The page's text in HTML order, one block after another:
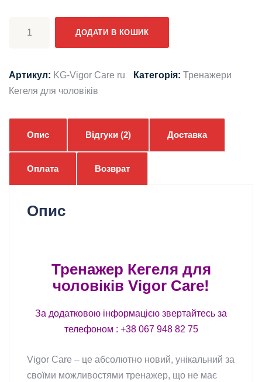
чоловіків
VIGOR
кількість
ДОДАТИ В КОШИК
Артикул: KG-Vigor Care ru Категорія: Тренажери
Кегеля для чоловіків
Опис Відгуки (2) Доставка
Оплата Возврат
Опис
Тренажер Кегеля для
чоловіків Vigor Care!
За додатковою інформацією звертайтесь за
телефоном : +38 067 948 82 75
Vigor Care – це абсолютно новий, унікальний за
своїми можливостями тренажер, що не має